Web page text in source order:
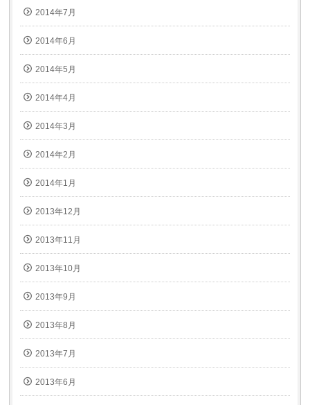
2014年7月
2014年6月
2014年5月
2014年4月
2014年3月
2014年2月
2014年1月
2013年12月
2013年11月
2013年10月
2013年9月
2013年8月
2013年7月
2013年6月